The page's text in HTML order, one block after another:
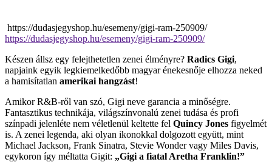
https://dudasjegyshop.hu/esemeny/gigi-ram-250909/
https://dudasjegyshop.hu/esemeny/gigi-ram-250909/
Készen állsz egy felejthetetlen zenei élményre? Radics Gigi,
napjaink egyik legkiemelkedőbb magyar énekesnője elhozza neked
a hamisítatlan amerikai hangzást!
Amikor R&B-ről van szó, Gigi neve garancia a minőségre.
Fantasztikus technikája, világszínvonalú zenei tudása és profi
színpadi jelenléte nem véletlenül keltette fel Quincy Jones figyelmét
is. A zenei legenda, aki olyan ikonokkal dolgozott együtt, mint
Michael Jackson, Frank Sinatra, Stevie Wonder vagy Miles Davis,
egykoron így méltatta Gigit: „Gigi a fiatal Aretha Franklin!”